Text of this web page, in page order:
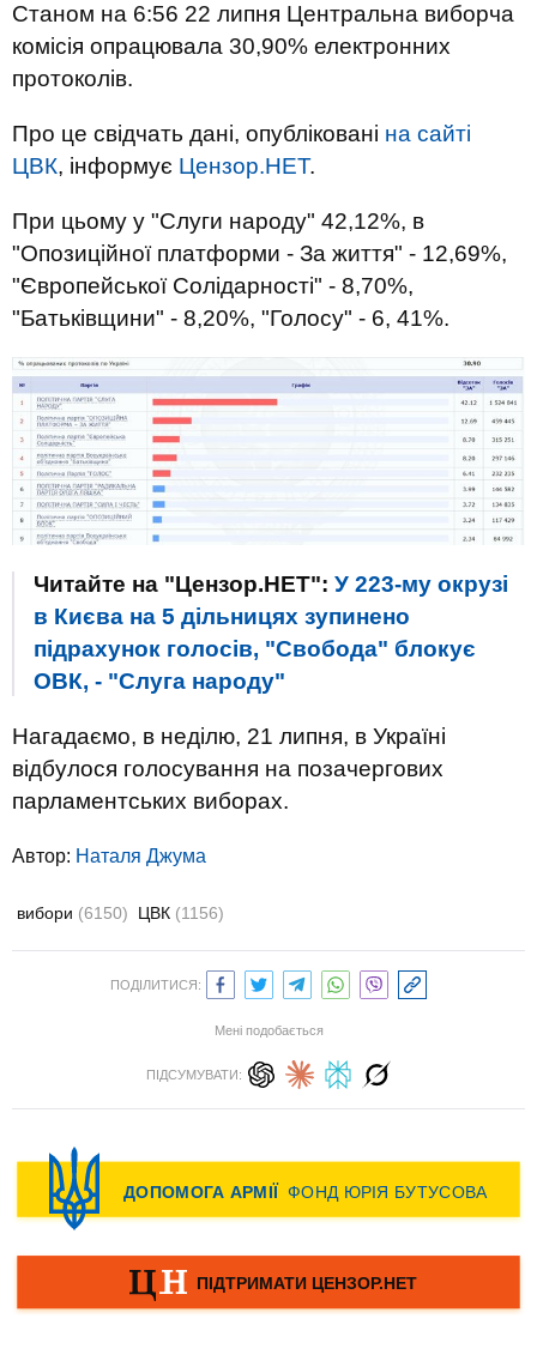
Станом на 6:56 22 липня Центральна виборча
комісія опрацювала 30,90% електронних
протоколів.
Про це свідчать дані, опубліковані на сайті
ЦВК, інформує Цензор.НЕТ.
При цьому у "Слуги народу" 42,12%, в
"Опозиційної платформи - За життя" - 12,69%,
"Європейської Солідарності" - 8,70%,
"Батьківщини" - 8,20%, "Голосу" - 6, 41%.
Читайте на "Цензор.НЕТ": У 223-му окрузі
в Києва на 5 дільницях зупинено
підрахунок голосів, "Свобода" блокує
ОВК, - "Слуга народу"
Нагадаємо, в неділю, 21 липня, в Україні
відбулося голосування на позачергових
парламентських виборах.
Автор: Наталя Джума
вибори (6150) ЦВК (1156)
ПОДІЛИТИСЯ:
Мені подобається
ПІДСУМУВАТИ: